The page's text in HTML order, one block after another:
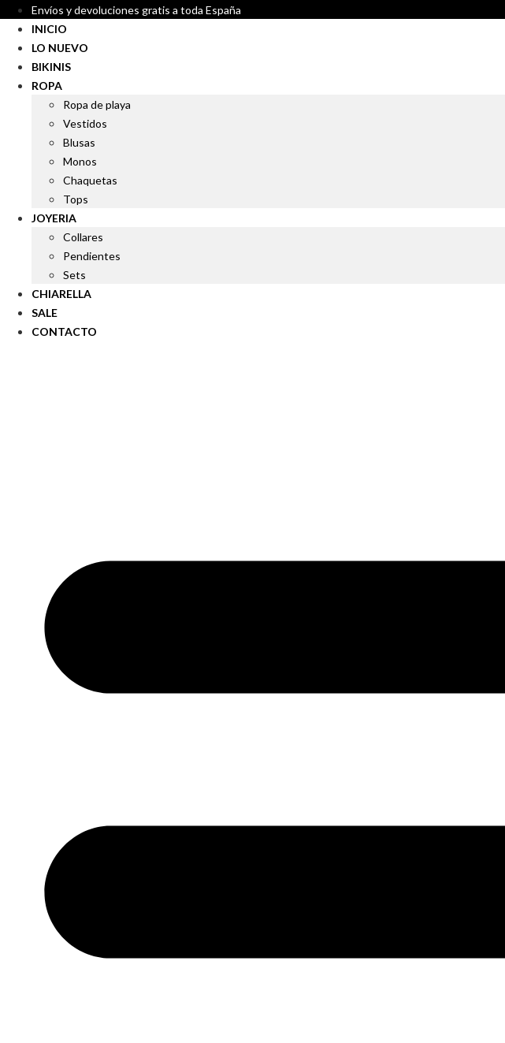
Envíos y devoluciones gratis a toda España
INICIO
LO NUEVO
BIKINIS
ROPA
Ropa de playa
Vestidos
Blusas
Monos
Chaquetas
Tops
JOYERIA
Collares
Pendientes
Sets
CHIARELLA
SALE
CONTACTO